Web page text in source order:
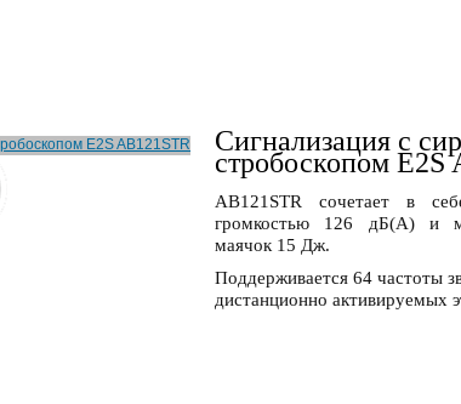
Сигнализация с
стробоскопом E2S
AB121STR сочетает в
громкостью 126 дБ(A) и
маячок 15 Дж.
Поддерживается 64 частоты
дистанционно активируемых